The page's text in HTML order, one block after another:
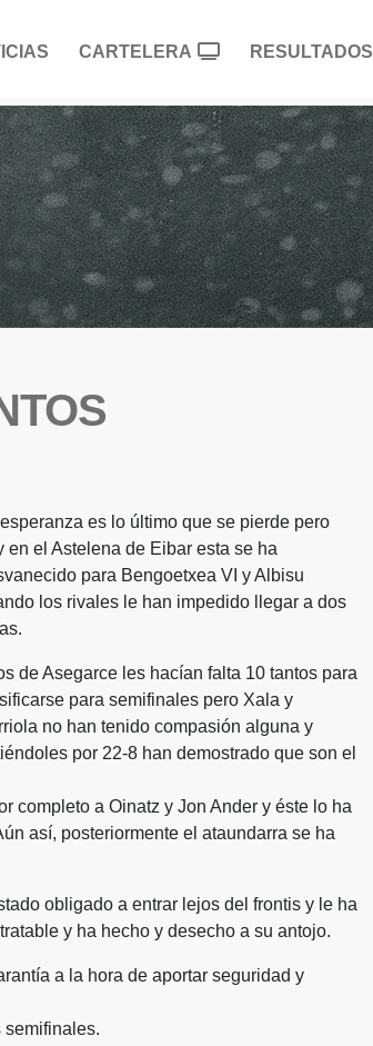
CARTELERA RESULTADOS
esperanza es lo último que se pierde pero
en el Astelena de Eibar esta se ha
para Bengoetxea VI y Albisu
los rivales le han impedido llegar a dos
de Asegarce les hacían falta 10 tantos para
para semifinales pero Xala y
no han tenido compasión alguna y
por 22-8 han demostrado que son el
completo a Oinatz y Jon Ander y éste lo ha
así, posteriormente el ataundarra se ha
obligado a entrar lejos del frontis y le ha
y ha hecho y desecho a su antojo.
a la hora de aportar seguridad y
semifinales.